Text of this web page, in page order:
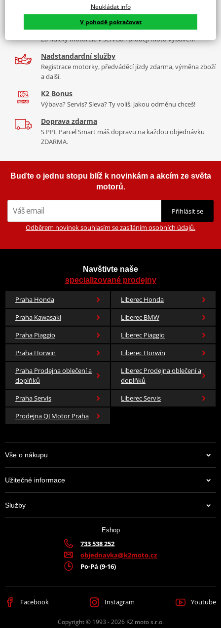
Co když mi to nebude
dělí na 3 části: komerční, odlitkovou a kovových součástek. Již 40
let se účastní nejslavnějších závodů motocyklů po celém světě. V
naší nabídce naleznete doplňky a příslušenství například: plexi,
padací protektory a mnoho dalšího.
Zobrazit všechny produktyznačky PUIG
díly, to vše v Praze a Liberci
Více než 30 let zkušeností
Za řídítky motorek, v servisu i prodeji moto vybavení
Nadstandardní služby
Registrace motorky, předváděcí jízdy zdarma, výměna zboží
a další.
K2 Bonus
Výbava? Servis? Sleva? Ty volíš, jakou odměnu chceš!
Doprava zdarma
S PPL Parcel Smart máš dopravu na každou objednávku
ZDARMA.
Buďte o jednu stopu blíž k novinkám a akcím ze světa
motorů.
Přihlásit se
Odběrem novinek souhlasím se zasíláním osobních údajů.
Navštivte naše
specializované prodejny
Praha Honda
Liberec Honda
Praha Kawasaki
Liberec BMW
Praha Piaggio
Liberec Piaggio
Praha Horwin
Liberec Horwin
Praha Prodejna oblečení a
doplňků
Liberec Prodejna oblečení a
doplňků
Praha Servis
Liberec Servis
Prodejna QJ Motor Praha
Vše o nákupu
Užitečné informace
Služby
Eshop
733 538 252
objednavka@k2moto.cz
Po-Pá (9-16)
Facebook Instagram Youtube
Copyright © 1993 - 2026 K2 moto s.r.o.
Neukládat info
V pohodě pokračovat